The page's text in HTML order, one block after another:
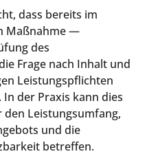
dass bereits im
Maßnahme —
des
Frage nach Inhalt und
Leistungspflichten
der Praxis kann dies
Leistungsumfang,
und die
betreffen.